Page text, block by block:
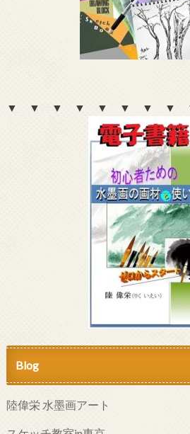
▼ ▼ ▼ ▼ ▼ ▼ ▼ ▼
Blog
陸偉栄 水墨画アート